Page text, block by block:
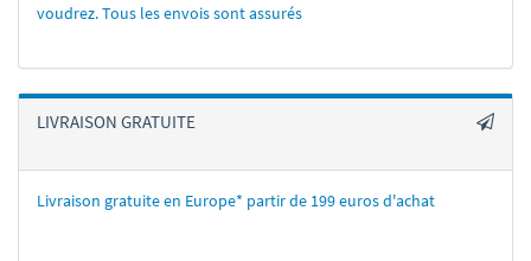
voudrez. Tous les envois sont assurés
LIVRAISON GRATUITE
Livraison gratuite en Europe* partir de 199 euros d'achat